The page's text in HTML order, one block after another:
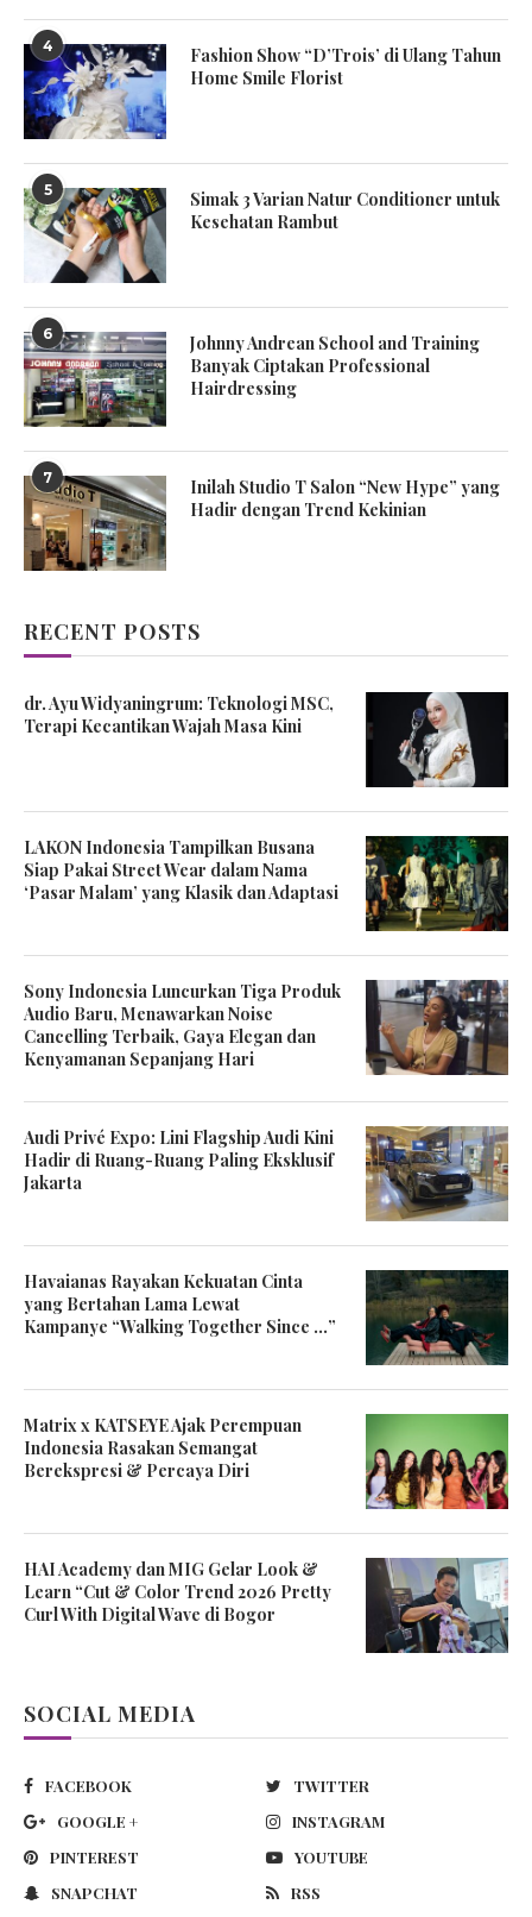
4
Fashion Show “D’Trois’ di Ulang Tahun
Home Smile Florist
5
Simak 3 Varian Natur Conditioner untuk
Kesehatan Rambut
6
Johnny Andrean School and Training
Banyak Ciptakan Professional
Hairdressing
7
Inilah Studio T Salon “New Hype” yang
Hadir dengan Trend Kekinian
RECENT POSTS
dr. Ayu Widyaningrum: Teknologi MSC,
Terapi Kecantikan Wajah Masa Kini
LAKON Indonesia Tampilkan Busana
Siap Pakai Street Wear dalam Nama
‘Pasar Malam’ yang Klasik dan Adaptasi
Sony Indonesia Luncurkan Tiga Produk
Audio Baru, Menawarkan Noise
Cancelling Terbaik, Gaya Elegan dan
Kenyamanan Sepanjang Hari
Audi Privé Expo: Lini Flagship Audi Kini
Hadir di Ruang-Ruang Paling Eksklusif
Jakarta
Havaianas Rayakan Kekuatan Cinta
yang Bertahan Lama Lewat
Kampanye “Walking Together Since …”
Matrix x KATSEYE Ajak Perempuan
Indonesia Rasakan Semangat
Berekspresi & Percaya Diri
HAI Academy dan MIG Gelar Look &
Learn “Cut & Color Trend 2026 Pretty
Curl With Digital Wave di Bogor
SOCIAL MEDIA
FACEBOOK
TWITTER
GOOGLE +
INSTAGRAM
PINTEREST
YOUTUBE
SNAPCHAT
RSS